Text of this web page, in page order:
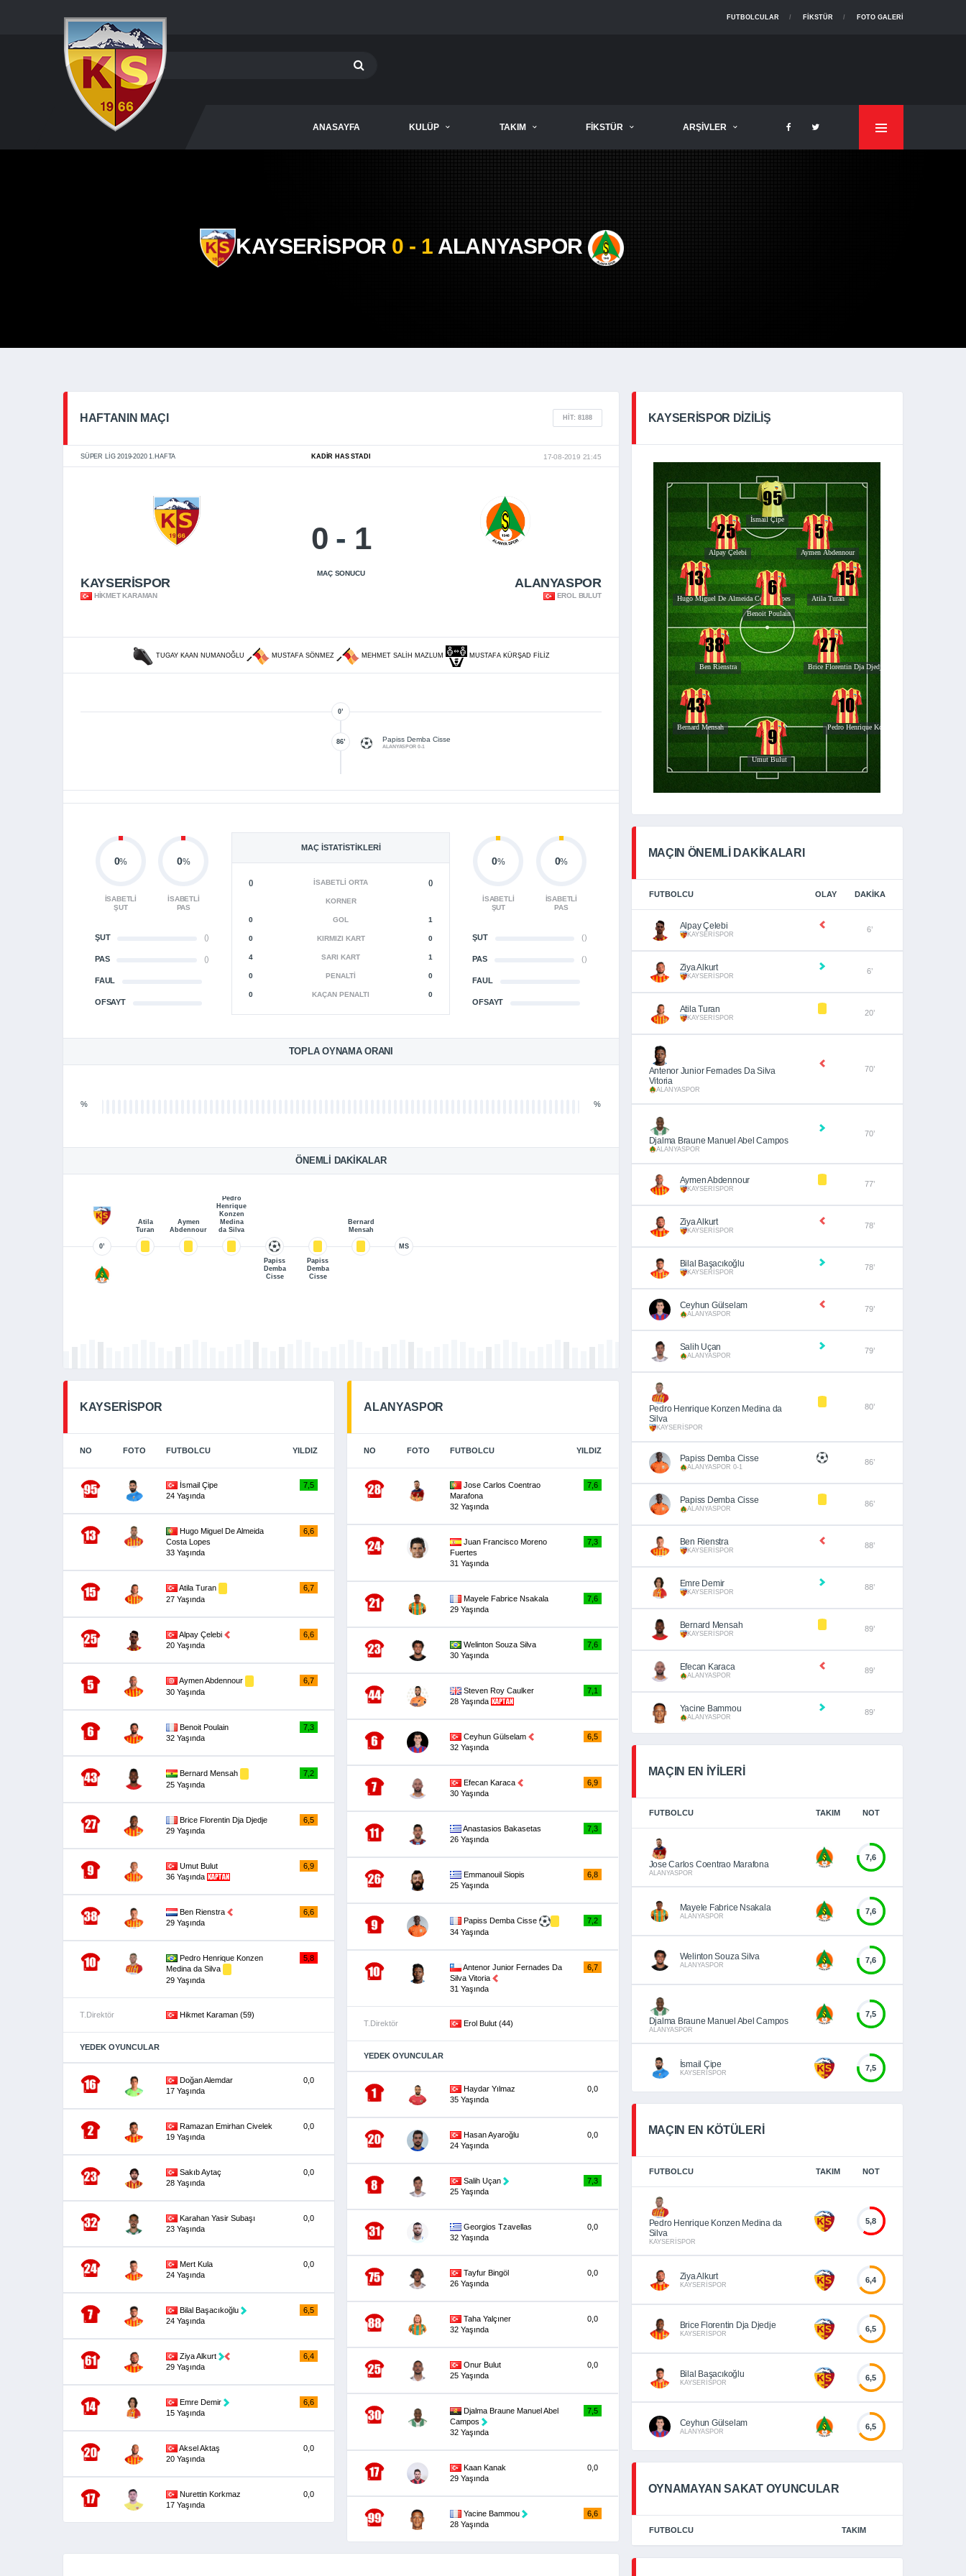
FOTO GALERI
FIKSTÜR
FUTBOLCULAR
ANASAYFA KULÜP TAKIM FIKSTÜR ARŞIVLER
KAYSERİSPOR 0 - 1 ALANYASPOR
HAFTANIN MAÇI HIT: 8188
SÜPER LIG 2019-2020 1.HAFTA KADIR HAS STADI 17-08-2019 21:45
KAYSERİSPOR
HIKMET KARAMAN
0 - 1
MAÇ SONUCU
ALANYASPOR
EROL BULUT
TUGAY KAAN NUMANOĞLU MUSTAFA SÖNMEZ MEHMET SALIH MAZLUM MUSTAFA KÜRŞAD FILIZ
0’
86’ Papiss Demba Cisse
ALANYASPOR 0-1
MAÇ İSTATISTIKLERI
() İSABETLI ORTA ()
KORNER
0 GOL 1
0 KIRMIZI KART 0
4 SARI KART 1
0 PENALTI 0
0 KAÇAN PENALTI 0
0%
İSABETLI
ŞUT
0%
İSABETLI
PAS
ŞUT ()
PAS ()
FAUL
OFSAYT
0%
İSABETLI
ŞUT
0%
İSABETLI
PAS
ŞUT ()
PAS ()
FAUL
OFSAYT
TOPLA OYNAMA ORANI
% %
ÖNEMLI DAKIKALAR
0’
Atila
Turan
Aymen
Abdennour
Pedro
Henrique
Konzen
Medina
da Silva
Papiss
Demba
Cisse
Papiss
Demba
Cisse
Bernard
Mensah
MS
KAYSERİSPOR
NO FOTO FUTBOLCU YILDIZ
İsmail Çipe
24 Yaşında
7,5
Hugo Miguel De Almeida
Costa Lopes
33 Yaşında
6,6
Atila Turan
27 Yaşında
6,7
Alpay Çelebi
20 Yaşında
6,6
Aymen Abdennour
30 Yaşında
6,7
Benoit Poulain
32 Yaşında
7,3
Bernard Mensah
25 Yaşında
7,2
Brice Florentin Dja Djedje
29 Yaşında
6,5
Umut Bulut
36 Yaşında
6,9
Ben Rienstra
29 Yaşında
6,6
Pedro Henrique Konzen
Medina da Silva
29 Yaşında
5,8
T.Direktör Hikmet Karaman (59)
YEDEK OYUNCULAR
Doğan Alemdar
17 Yaşında
0,0
Ramazan Emirhan Civelek
19 Yaşında
0,0
Sakıb Aytaç
28 Yaşında
0,0
Karahan Yasir Subaşı
23 Yaşında
0,0
Mert Kula
24 Yaşında
0,0
Bilal Başacıkoğlu
24 Yaşında
6,5
Ziya Alkurt
29 Yaşında
6,4
Emre Demir
15 Yaşında
6,6
Aksel Aktaş
20 Yaşında
0,0
Nurettin Korkmaz
17 Yaşında
0,0
ALANYASPOR
NO FOTO FUTBOLCU YILDIZ
Jose Carlos Coentrao
Marafona
32 Yaşında
7,6
Juan Francisco Moreno
Fuertes
31 Yaşında
7,3
Mayele Fabrice Nsakala
29 Yaşında
7,6
Welinton Souza Silva
30 Yaşında
7,6
Steven Roy Caulker
28 Yaşında
7,1
Ceyhun Gülselam
32 Yaşında
6,5
Efecan Karaca
30 Yaşında
6,9
Anastasios Bakasetas
26 Yaşında
7,3
Emmanouil Siopis
25 Yaşında
6,8
Papiss Demba Cisse
34 Yaşında
7,2
Antenor Junior Fernades Da
Silva Vitoria
31 Yaşında
6,7
T.Direktör Erol Bulut (44)
YEDEK OYUNCULAR
Haydar Yılmaz
35 Yaşında
0,0
Hasan Ayaroğlu
24 Yaşında
0,0
Salih Uçan
25 Yaşında
7,3
Georgios Tzavellas
32 Yaşında
0,0
Tayfur Bingöl
26 Yaşında
0,0
Taha Yalçıner
32 Yaşında
0,0
Onur Bulut
25 Yaşında
0,0
Djalma Braune Manuel Abel
Campos
32 Yaşında
7,5
Kaan Kanak
29 Yaşında
0,0
Yacine Bammou
28 Yaşında
6,6
KAYSERISPOR DIZILIŞ
MAÇIN ÖNEMLİ DAKİKALARI
FUTBOLCU OLAY DAKIKA
Alpay Çelebi
KAYSERİSPOR
6’
Ziya Alkurt
KAYSERİSPOR
6’
Atila Turan
KAYSERİSPOR
20’
Antenor Junior Fernades Da Silva
Vitoria
ALANYASPOR
70’
Djalma Braune Manuel Abel Campos
ALANYASPOR
70’
Aymen Abdennour
KAYSERİSPOR
77’
Ziya Alkurt
KAYSERİSPOR
78’
Bilal Başacıkoğlu
KAYSERİSPOR
78’
Ceyhun Gülselam
ALANYASPOR
79’
Salih Uçan
ALANYASPOR
79’
Pedro Henrique Konzen Medina da
Silva
KAYSERİSPOR
80’
Papiss Demba Cisse
ALANYASPOR 0-1
86’
Papiss Demba Cisse
ALANYASPOR
86’
Ben Rienstra
KAYSERİSPOR
88’
Emre Demir
KAYSERİSPOR
88’
Bernard Mensah
KAYSERİSPOR
89’
Efecan Karaca
ALANYASPOR
89’
Yacine Bammou
ALANYASPOR
89’
MAÇIN EN İYİLERİ
FUTBOLCU TAKIM NOT
Jose Carlos Coentrao Marafona
ALANYASPOR
7,6
Mayele Fabrice Nsakala
ALANYASPOR
7,6
Welinton Souza Silva
ALANYASPOR
7,6
Djalma Braune Manuel Abel Campos
ALANYASPOR
7,5
İsmail Çipe
KAYSERİSPOR
7,5
MAÇIN EN KÖTÜLERİ
FUTBOLCU TAKIM NOT
Pedro Henrique Konzen Medina da
Silva
KAYSERİSPOR
5,8
Ziya Alkurt
KAYSERİSPOR
6,4
Brice Florentin Dja Djedje
KAYSERİSPOR
6,5
Bilal Başacıkoğlu
KAYSERİSPOR
6,5
Ceyhun Gülselam
ALANYASPOR
6,5
OYNAMAYAN SAKAT OYUNCULAR
FUTBOLCU TAKIM